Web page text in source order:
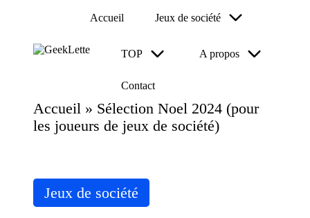
k
L
et
jeux
de
société
Accueil Jeux de société
TOP A propos
Contact
Accueil » Sélection Noel 2024 (pour
les joueurs de jeux de société)
Posted
in
Jeux de société